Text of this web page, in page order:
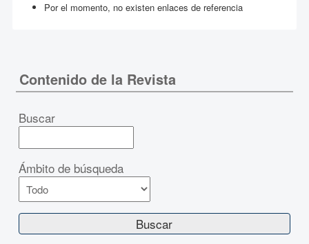
Por el momento, no existen enlaces de referencia
Contenido de la Revista
Buscar
Ámbito de búsqueda